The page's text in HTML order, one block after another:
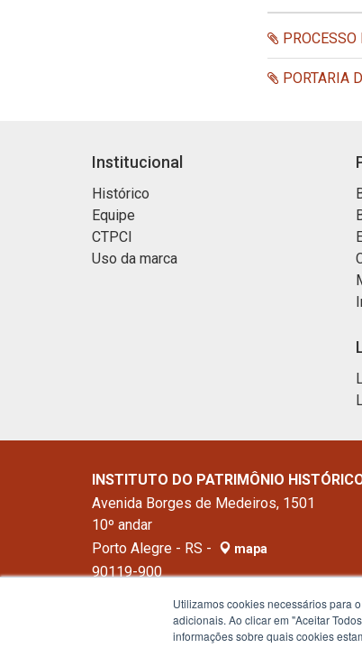
PORTARIA
Institucional
Histórico
Equipe
CTPCI
Uso da marca
INSTITUTO DO PATRIMÔNIO
Avenida Borges de Medeiros, 1501
10º andar
Porto Alegre - RS -
mapa
90119-900
Utilizamos cookies necessários para
adicionais. Ao clicar em "Aceitar
informações sobre quais cookies